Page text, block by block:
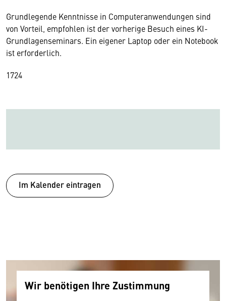
Grundlegende Kenntnisse in Computeranwendungen sind
von Vorteil, empfohlen ist der vorherige Besuch eines KI-
Grundlagenseminars. Ein eigener Laptop oder ein Notebook
ist erforderlich.
1724
Im Kalender eintragen
Wir benötigen Ihre Zustimmung